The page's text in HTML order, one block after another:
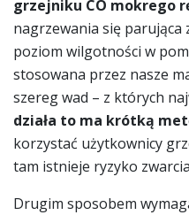
grzejniku CO mokrego
nagrzewania się parująca
poziom wilgotności w
stosowana przez nasze
szereg wad – z których
działa to ma krótką
korzystać użytkownicy
tam istnieje ryzyko
Drugim sposobem